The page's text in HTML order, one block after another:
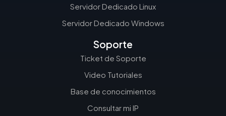
Servidor Dedicado Linux
Servidor Dedicado Windows
Soporte
Ticket de Soporte
Video Tutoriales
Base de conocimientos
Consultar mi IP